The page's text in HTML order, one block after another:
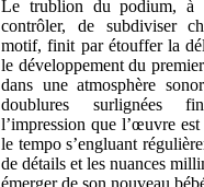
Le trublion du podium, à
contrôler, de subdiviser
motif, finit par étouffer la
le développement du
dans une atmosphère
doublures surlignées
l’impression que l’œuvre
le tempo s’engluant
de détails et les nuances
émerger de son nouveau